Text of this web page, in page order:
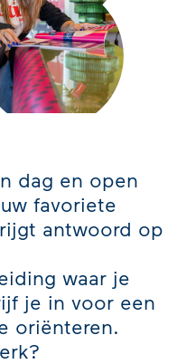
dag en open
favoriete
antwoord op
waar je
je in voor een
oriënteren.